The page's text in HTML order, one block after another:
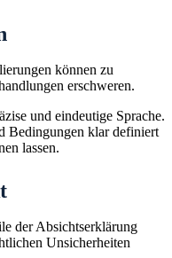
können zu
erschweren.
und eindeutige Sprache.
Bedingungen klar definiert
lassen.
der Absichtserklärung
Unsicherheiten